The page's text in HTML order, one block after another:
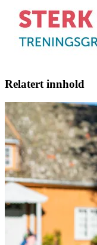
Relatert innhold